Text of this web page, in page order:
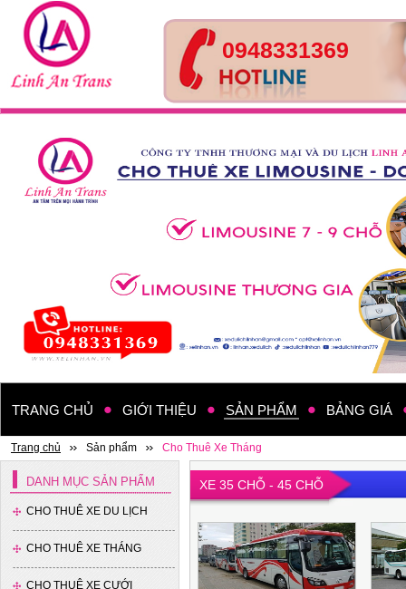
0948331369
TRANG CHỦ GIỚI THIỆU SẢN PHẨM BẢNG GIÁ
Trang chủ Sản phẩm Cho Thuê Xe Tháng
DANH MỤC SẢN PHẨM
CHO THUÊ XE DU LỊCH
CHO THUÊ XE THÁNG
CHO THUÊ XE CƯỚI
XE 35 CHỖ - 45 CHỖ